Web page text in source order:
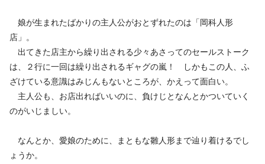
娘が生まれたばかりの主人公がおとずれたのは「岡科人形
店」。
出てきた店主から繰り出される少々あさってのセールストーク
は、２行に一回は繰り出されるギャグの嵐！ しかもこの人、ふ
ざけている意識はみじんもないところが、かえって面白い。
主人公も、お店出ればいいのに、負けじとなんとかついていく
のがいじましい。
なんとか、愛娘のために、まともな雛人形まで辿り着けるでし
ょうか。